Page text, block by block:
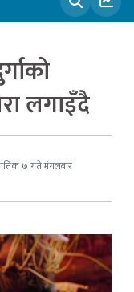
लगाइँदै
७ गते मंगलबार